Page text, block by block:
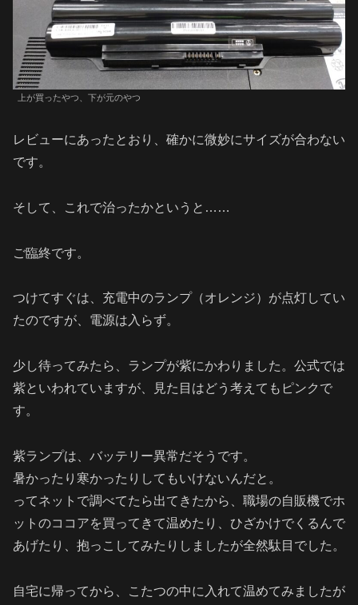
上が買ったやつ、下が元のやつ
レビューにあったとおり、確かに微妙にサイズが合わない
です。
そして、これで治ったかというと……
ご臨終です。
つけてすぐは、充電中のランプ（オレンジ）が点灯してい
たのですが、電源は入らず。
少し待ってみたら、ランプが紫にかわりました。公式では
紫といわれていますが、見た目はどう考えてもピンクで
す。
紫ランプは、バッテリー異常だそうです。
暑かったり寒かったりしてもいけないんだと。
ってネットで調べてたら出てきたから、職場の自販機でホ
ットのココアを買ってきて温めたり、ひざかけでくるんで
あげたり、抱っこしてみたりしましたが全然駄目でした。
自宅に帰ってから、こたつの中に入れて温めてみましたが